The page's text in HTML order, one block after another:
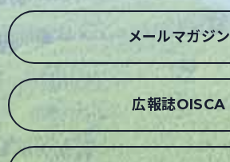
メールマガジン
広報誌OISCA